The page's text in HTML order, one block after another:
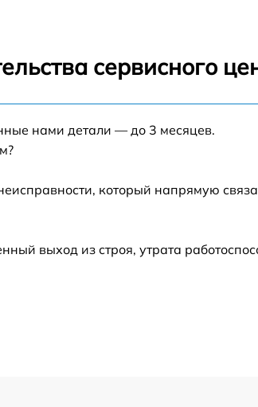
сервисного
нами детали — до 3 месяцев.
который напрямую
выход из строя, утрата